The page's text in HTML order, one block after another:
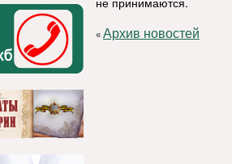
«Архив новостей